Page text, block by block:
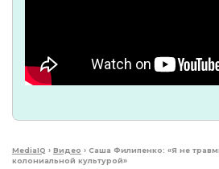
MediaIQ › Видео › Саша Филипенко: «Я не
колониальной культурой»